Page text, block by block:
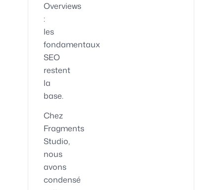
Overviews
:
les
fondamentaux
SEO
restent
la
base.
Chez
Fragments
Studio,
nous
avons
condensé